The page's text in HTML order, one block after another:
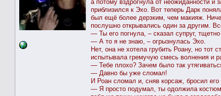
а потому вздрогнула от неожиданности и
приблизился к Эхо. Вот теперь Дарк
был ещё более дерзким, чем макияж.
послушно открывались один за другим.
— Ты его погнула, – сказал супруг,
— А то я не знаю, – огрызнулась Эхо.
Нет, она не хотела грубить Роану, но тот
испытывала гремучую смесь волнения и
— Тебе плохо? Зачем было так
— Давно бы уже сломал!
И Роан сломал и, сняв корсаж, бросил
— Я просто подумал, ты одолжила костюм